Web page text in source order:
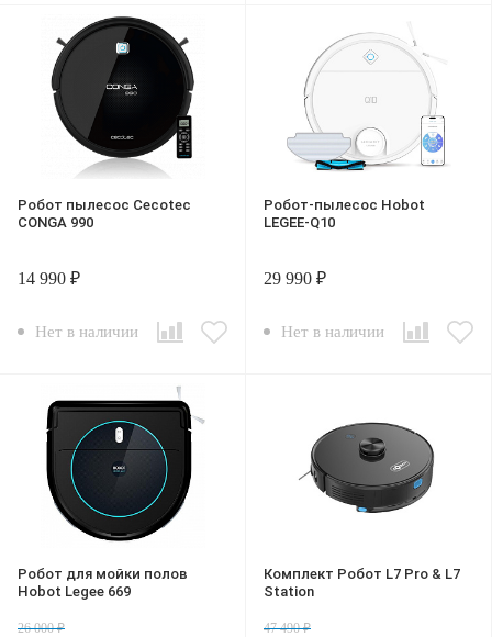
Робот пылесос Cecotec
CONGA 990
14 990 ₽
Нет в наличии
Робот-пылесос Hobot
LEGEE-Q10
29 990 ₽
Нет в наличии
Робот для мойки полов
Hobot Legee 669
26 000 ₽
Комплект Робот L7 Pro & L7
Station
47 490 ₽